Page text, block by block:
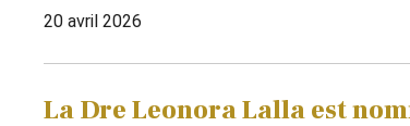
20 avril 2026
La Dre Leonora Lalla est